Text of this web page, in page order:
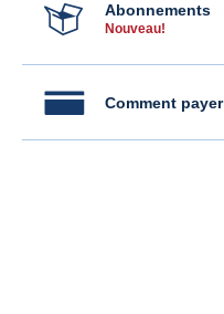
Abonnements
Nouveau!
Comment payer